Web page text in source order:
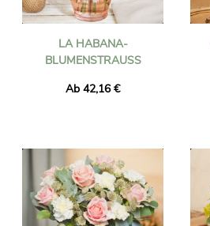
LA HABANA-
BLUMENSTRAUSS
Ab 42,16 €